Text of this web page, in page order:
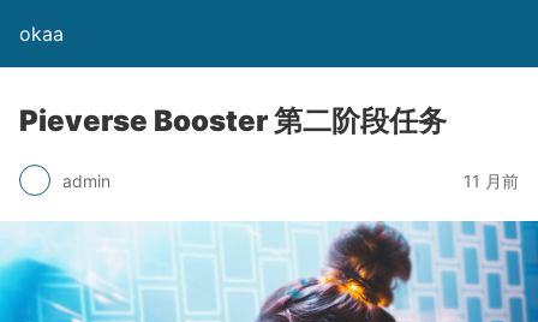
okaa
Pieverse Booster 第二阶段任务
admin 11 月前